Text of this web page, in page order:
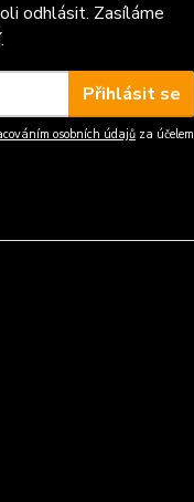
odhlásit. Zasíláme
Přihlásit se
osobních údajů za účelem